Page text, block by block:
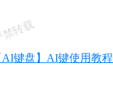
AI键盘】AI键使用教程